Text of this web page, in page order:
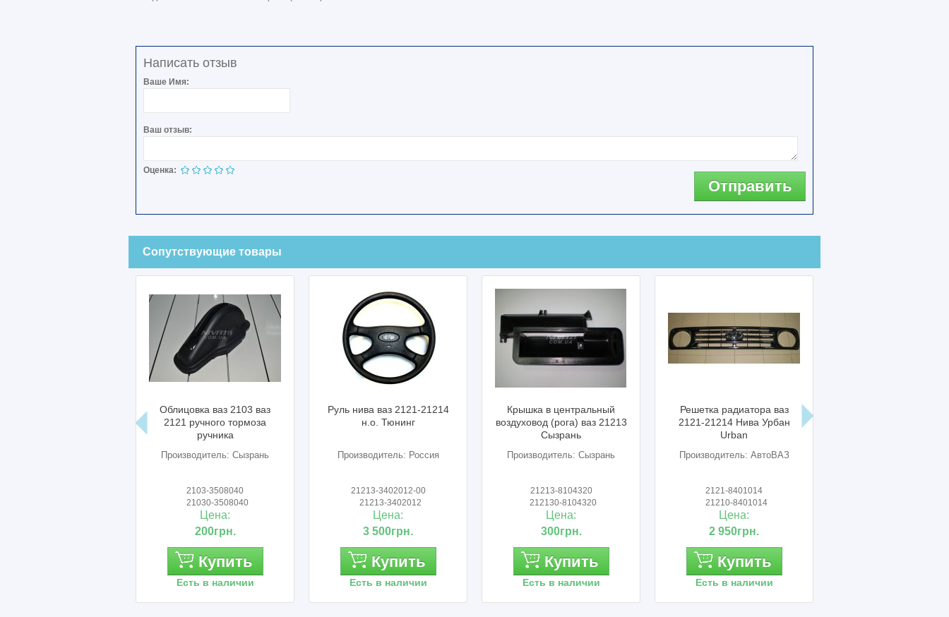
Написать отзыв
Ваше Имя:
Ваш отзыв:
Оценка:
Отправить
Сопутствующие товары
Облицовка ваз 2103 ваз
2121 ручного тормоза
Производитель: Сызрань
2103-3508040
21030-3508040
Купить
Есть в наличии
Руль нива ваз 2121-21214
н.о. Тюнинг
Производитель: Россия
21213-3402012-00
21213-3402012
3 500грн.
Купить
Есть в наличии
Крышка в центральный
воздуховод (рога) ваз 21213
Производитель: Сызрань
21213-8104320
212130-8104320
Купить
Есть в наличии
Решетка радиатора ваз
2121-21214 Нива Урбан
Производитель: АвтоВАЗ
2121-8401014
21210-8401014
2 950грн.
Купить
Есть в наличии
Обивка задка (ляды) ваз